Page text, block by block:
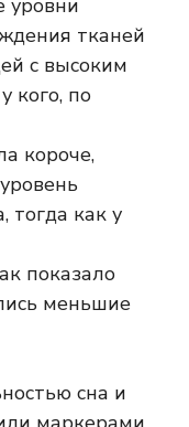
уровни
тканей
с высоким
кого, по
короче,
тогда как у
показало
меньшие
сна и